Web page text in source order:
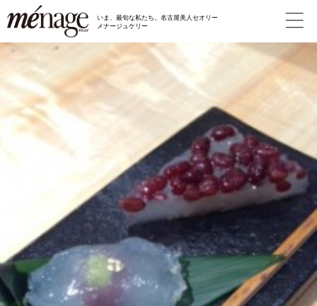
いま、最旬な私たち。名古屋美人セオリー
メナージュケリー